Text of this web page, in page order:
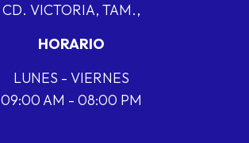
CD. VICTORIA, TAM.,
HORARIO
LUNES - VIERNES
09:00 AM - 08:00 PM